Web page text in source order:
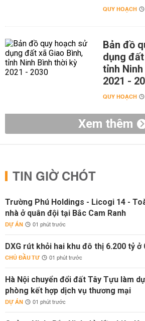
QUY HOẠCH
Bản đồ
dụng
tỉnh
2021 -
QUY HOẠCH
Xem thêm
TIN GIỜ CHÓT
Trường Phú Holdings - Licogi 14 -
nhà ở quân đội tại Bắc Cam Ranh
DỰ ÁN 01 phút trước
DXG rút khỏi hai khu đô thị 6.200 tỷ ở
CHỦ ĐẦU TƯ 01 phút trước
Hà Nội chuyển đổi đất Tây Tựu làm
phòng kết hợp dịch vụ thương mại
DỰ ÁN 01 phút trước